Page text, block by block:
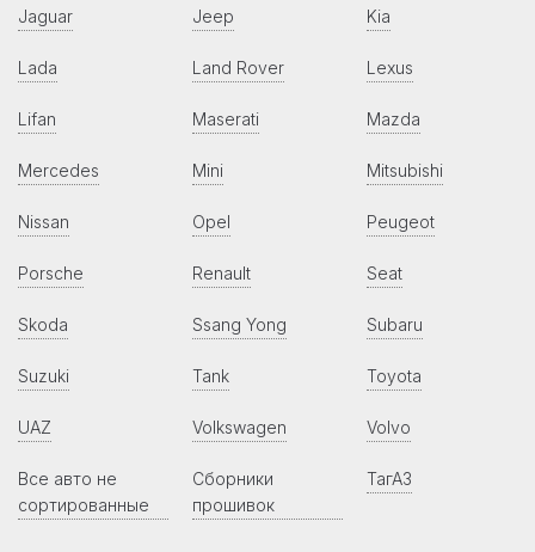
Jaguar Jeep Kia
Lada Land Rover Lexus
Lifan Maserati Mazda
Mercedes Mini Mitsubishi
Nissan Opel Peugeot
Porsche Renault Seat
Skoda Ssang Yong Subaru
Suzuki Tank Toyota
UAZ Volkswagen Volvo
Все авто не
сортированные
Сборники
прошивок
ТагАЗ